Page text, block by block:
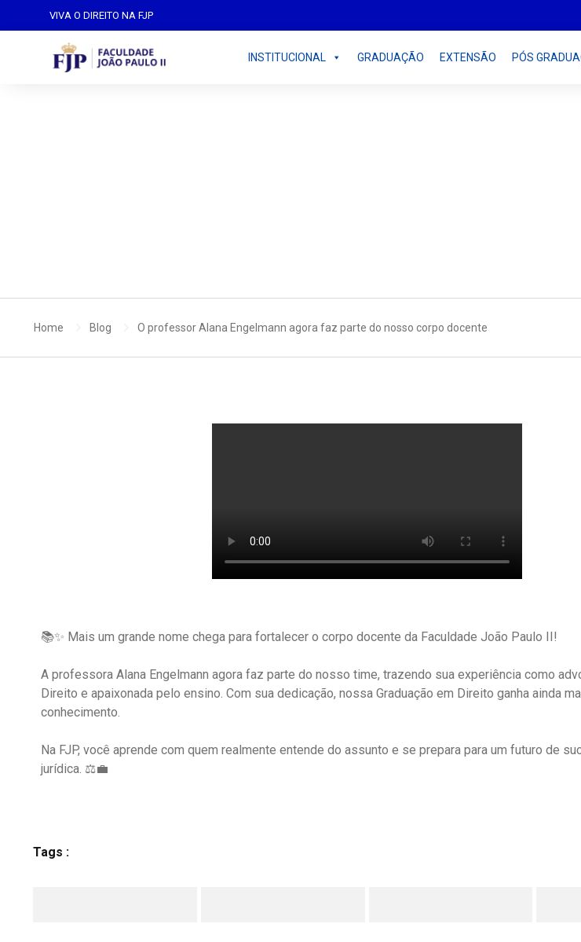
VIVA O DIREITO NA FJP
INSTITUCIONAL GRADUAÇÃO EXTENSÃO PÓS
Home Blog O professor Alana Engelmann agora faz parte do nosso corpo docente
📚✨ Mais um grande nome chega para fortalecer o corpo docente da Faculdade João Paulo II!
A professora Alana Engelmann agora faz parte do nosso time, trazendo sua experiência como
Direito e apaixonada pelo ensino. Com sua dedicação, nossa Graduação em Direito ganha ainda
conhecimento.
Na FJP, você aprende com quem realmente entende do assunto e se prepara para um futuro de
jurídica. ⚖️💼
Tags :